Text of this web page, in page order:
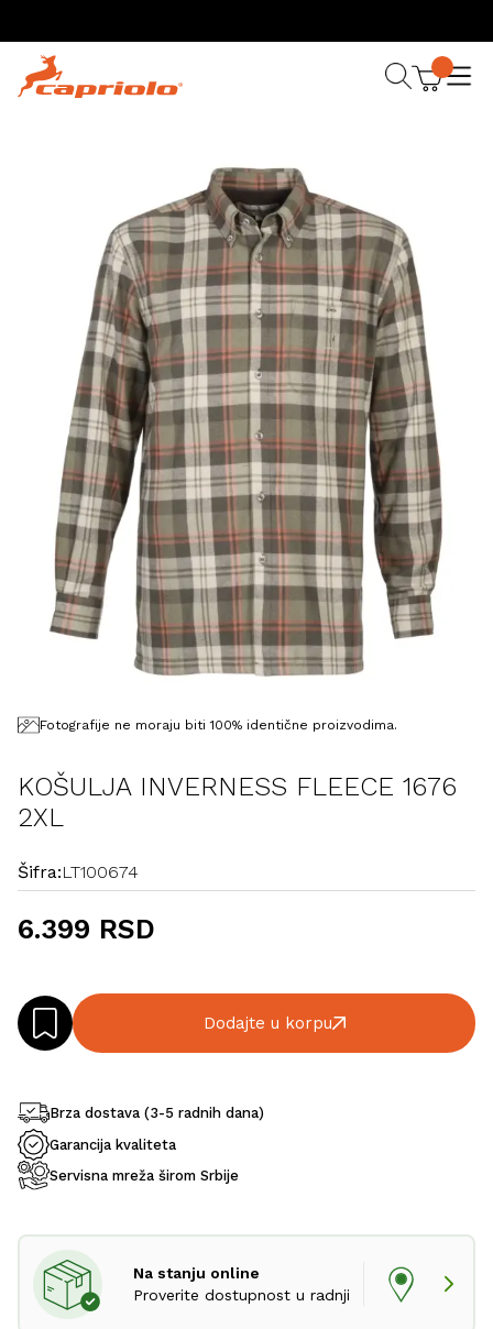
Fotografije ne moraju biti 100% identične proizvodima.
KOŠULJA INVERNESS FLEECE 1676
2XL
Šifra:LT100674
6.399 RSD
Dodajte u korpu
Brza dostava (3-5 radnih dana)
Garancija kvaliteta
Servisna mreža širom Srbije
Na stanju online
Proverite dostupnost u radnji